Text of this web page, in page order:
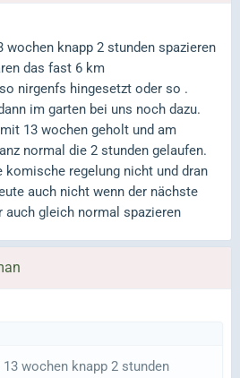
knapp 2 stunden spazieren
das fast 6 km
nirgenfs hingesetzt oder so .
im garten bei uns noch dazu.
13 wochen geholt und am
normal die 2 stunden gelaufen.
regelung nicht und dran
auch nicht wenn der nächste
auch gleich normal spazieren
wochen knapp 2 stunden